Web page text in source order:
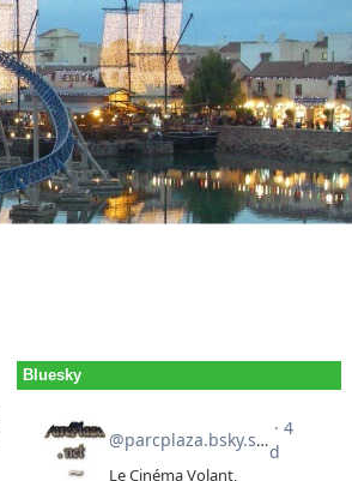
Bluesky